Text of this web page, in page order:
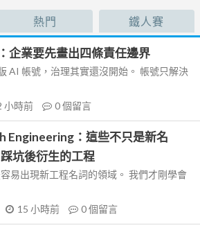
熱門 鐵人賽
企業要先畫出四條責任邊界
AI 帳號，治理其實還沒開始。 帳號只解決
小時前 0個留言
Engineering：這些不只是新名
坑後衍生的工程
易出現新工程名詞的領域。 我們才剛學會
15 小時前 0個留言